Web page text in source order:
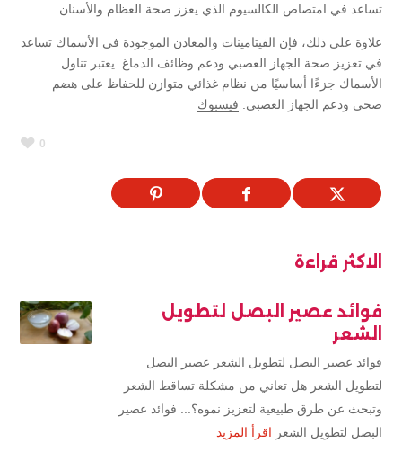
تساعد في امتصاص الكالسيوم الذي يعزز صحة العظام والأسنان.
علاوة على ذلك، فإن الفيتامينات والمعادن الموجودة في الأسماك تساعد
في تعزيز صحة الجهاز العصبي ودعم وظائف الدماغ. يعتبر تناول
الأسماك جزءًا أساسيًا من نظام غذائي متوازن للحفاظ على هضم
صحي ودعم الجهاز العصبي. فيسبوك
0
الاكثر قراءة
فوائد عصير البصل لتطويل
الشعر
فوائد عصير البصل لتطويل الشعر عصير البصل
لتطويل الشعر هل تعاني من مشكلة تساقط الشعر
وتبحث عن طرق طبيعية لتعزيز نموه؟... فوائد عصير
البصل لتطويل الشعر اقرأ المزيد